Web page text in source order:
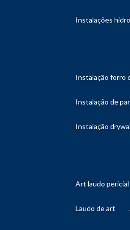
instalações
instalação forro
instalação de
instalação
art laudo pericial
laudo de art